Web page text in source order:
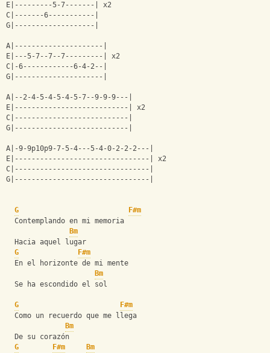
E|---------5-7-------| x2
C|-------6-----------|
G|-------------------|
A|---------------------|
E|---5-7--7--7---------| x2
C|-6------------6-4-2--|
G|---------------------|
A|--2-4-5-4-5-4-5-7--9-9-9---|
E|---------------------------| x2
C|---------------------------|
G|---------------------------|
A|-9-9p10p9-7-5-4---5-4-0-2-2-2---|
E|--------------------------------| x2
C|--------------------------------|
G|--------------------------------|
G
F#m
  Contemplando en mi memoria
Bm
  Hacia aquel lugar
G
F#m
  En el horizonte de mi mente
Bm
  Se ha escondido el sol
G
F#m
  Como un recuerdo que me llega
Bm
  De su corazón
G
F#m
Bm